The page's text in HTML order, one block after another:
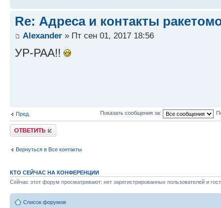
Re: Адреса и контакты
Alexander » Пт сен 01, 2017 18:56
УР-РАА!!
Пред. Показать сообщения за:
Ответить
Вернуться в Все контакты
КТО СЕЙЧАС НА КОНФЕРЕНЦИИ
Сейчас этот форум просматривают: нет зарегистрированных пользователей и
Список форумов